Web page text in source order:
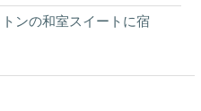
ンの和室スイートに宿